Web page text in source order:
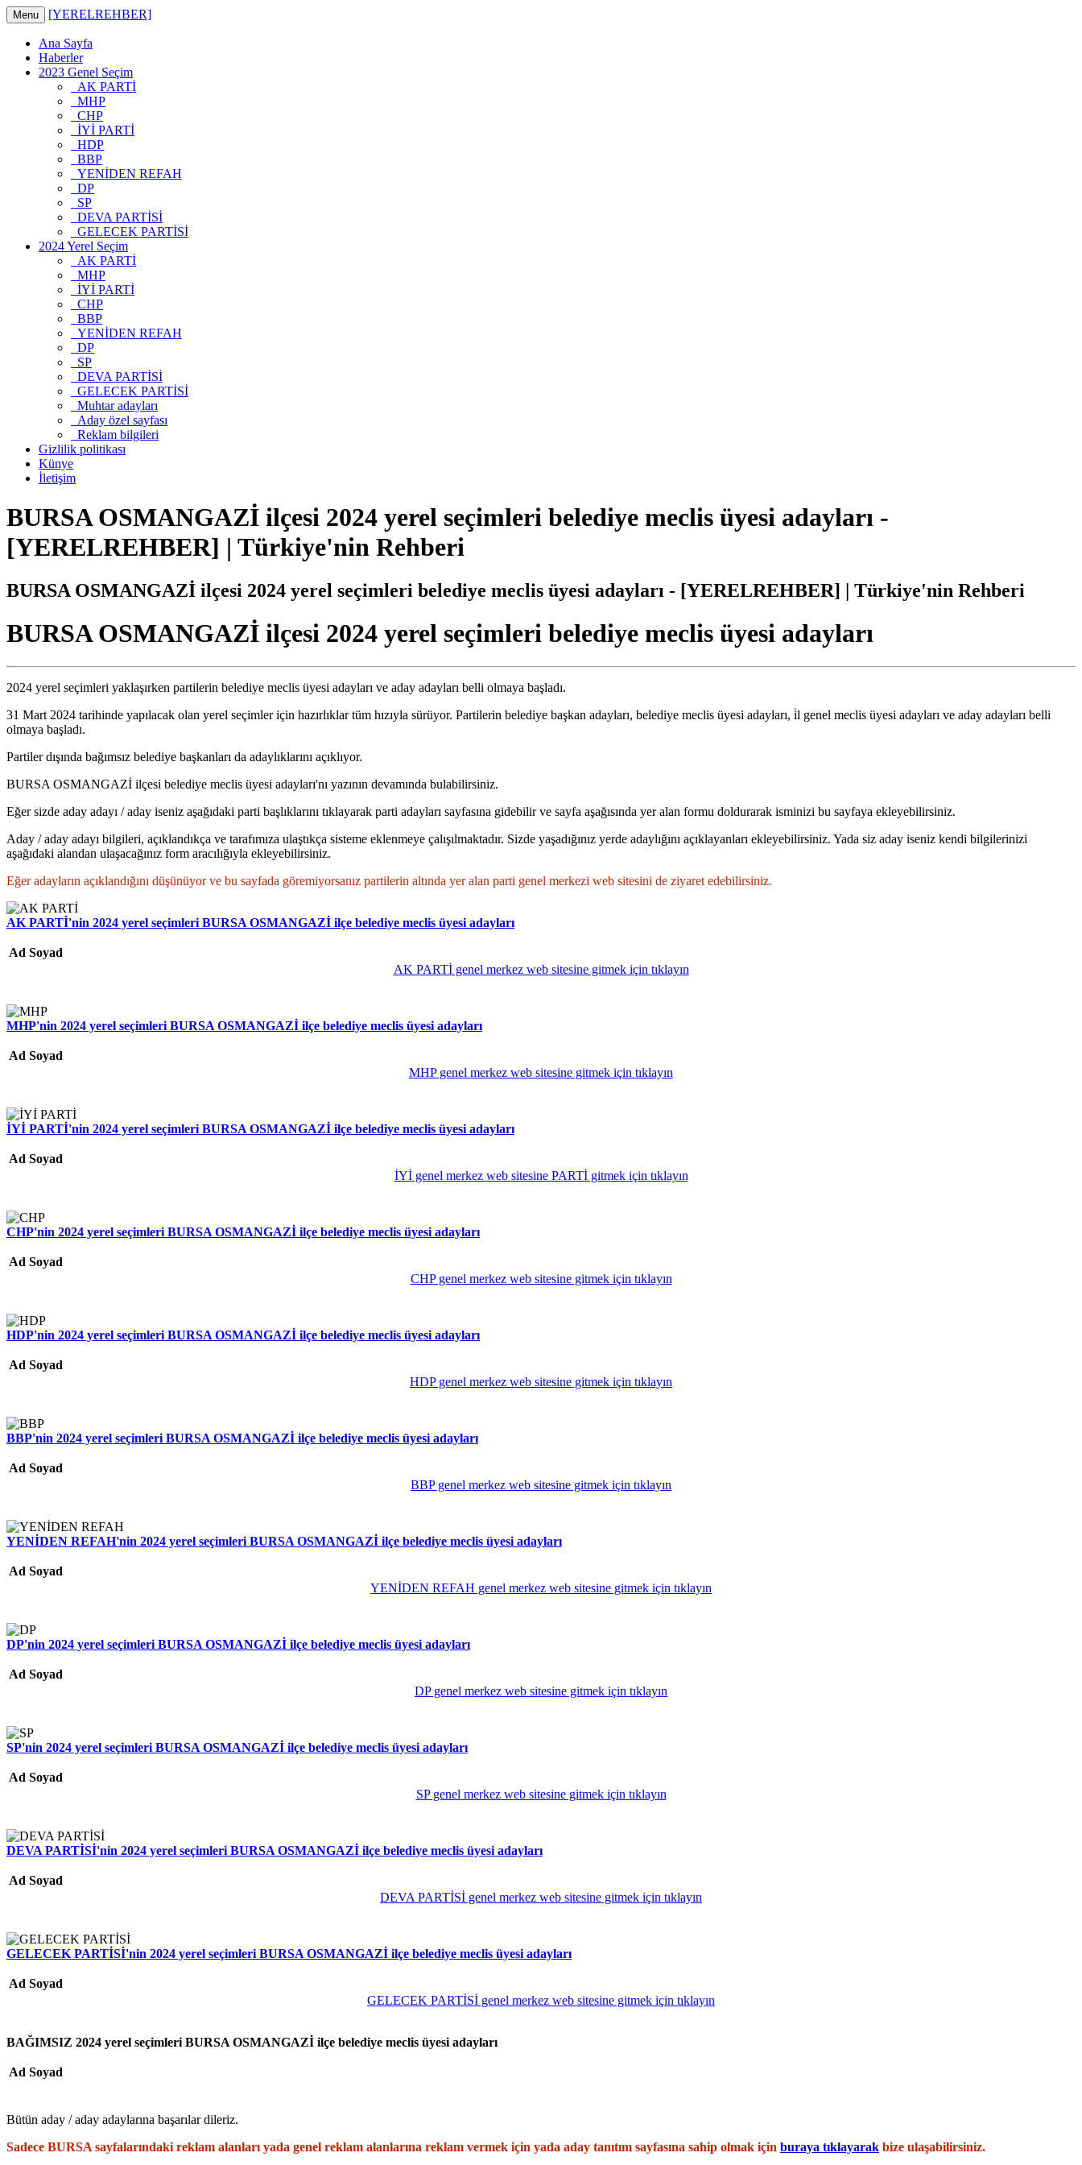
Menu [YERELREHBER]
Ana Sayfa
Haberler
2023 Genel Seçim
AK PARTİ
MHP
CHP
İYİ PARTİ
HDP
BBP
YENİDEN REFAH
DP
SP
DEVA PARTİSİ
GELECEK PARTİSİ
2024 Yerel Seçim
AK PARTİ
MHP
İYİ PARTİ
CHP
BBP
YENİDEN REFAH
DP
SP
DEVA PARTİSİ
GELECEK PARTİSİ
Muhtar adayları
Aday özel sayfası
Reklam bilgileri
Gizlilik politikası
Künye
İletişim
BURSA OSMANGAZİ ilçesi 2024 yerel seçimleri belediye meclis üyesi adayları -
[YERELREHBER] | Türkiye'nin Rehberi
BURSA OSMANGAZİ ilçesi 2024 yerel seçimleri belediye meclis üyesi adayları - [YERELREHBER] | Türkiye'nin Rehberi
BURSA OSMANGAZİ ilçesi 2024 yerel seçimleri belediye meclis üyesi adayları
2024 yerel seçimleri yaklaşırken partilerin belediye meclis üyesi adayları ve aday adayları belli olmaya başladı.
31 Mart 2024 tarihinde yapılacak olan yerel seçimler için hazırlıklar tüm hızıyla sürüyor. Partilerin belediye başkan adayları, belediye meclis üyesi adayları, i̇l genel meclis üyesi adayları ve aday adayları belli
olmaya başladı.
Partiler dışında bağımsız belediye başkanları da adaylıklarını açıklıyor.
BURSA OSMANGAZİ ilçesi belediye meclis üyesi adayları'nı yazının devamında bulabilirsiniz.
Eğer sizde aday adayı / aday iseniz aşağıdaki parti başlıklarını tıklayarak parti adayları sayfasına gidebilir ve sayfa aşağısında yer alan formu doldurarak isminizi bu sayfaya ekleyebilirsiniz.
Aday / aday adayı bilgileri, açıklandıkça ve tarafımıza ulaştıkça sisteme eklenmeye çalışılmaktadır. Sizde yaşadığınız yerde adaylığını açıklayanları ekleyebilirsiniz. Yada siz aday iseniz kendi bilgilerinizi
aşağıdaki alandan ulaşacağınız form aracılığıyla ekleyebilirsiniz.
Eğer adayların açıklandığını düşünüyor ve bu sayfada göremiyorsanız partilerin altında yer alan parti genel merkezi web sitesini de ziyaret edebilirsiniz.
AK PARTİ'nin 2024 yerel seçimleri BURSA OSMANGAZİ ilçe belediye meclis üyesi adayları
Ad Soyad
AK PARTİ genel merkez web sitesine gitmek için tıklayın
MHP'nin 2024 yerel seçimleri BURSA OSMANGAZİ ilçe belediye meclis üyesi adayları
Ad Soyad
MHP genel merkez web sitesine gitmek için tıklayın
İYİ PARTİ'nin 2024 yerel seçimleri BURSA OSMANGAZİ ilçe belediye meclis üyesi adayları
Ad Soyad
İYİ genel merkez web sitesine PARTİ gitmek için tıklayın
CHP'nin 2024 yerel seçimleri BURSA OSMANGAZİ ilçe belediye meclis üyesi adayları
Ad Soyad
CHP genel merkez web sitesine gitmek için tıklayın
HDP'nin 2024 yerel seçimleri BURSA OSMANGAZİ ilçe belediye meclis üyesi adayları
Ad Soyad
HDP genel merkez web sitesine gitmek için tıklayın
BBP'nin 2024 yerel seçimleri BURSA OSMANGAZİ ilçe belediye meclis üyesi adayları
Ad Soyad
BBP genel merkez web sitesine gitmek için tıklayın
YENİDEN REFAH'nin 2024 yerel seçimleri BURSA OSMANGAZİ ilçe belediye meclis üyesi adayları
Ad Soyad
YENİDEN REFAH genel merkez web sitesine gitmek için tıklayın
DP'nin 2024 yerel seçimleri BURSA OSMANGAZİ ilçe belediye meclis üyesi adayları
Ad Soyad
DP genel merkez web sitesine gitmek için tıklayın
SP'nin 2024 yerel seçimleri BURSA OSMANGAZİ ilçe belediye meclis üyesi adayları
Ad Soyad
SP genel merkez web sitesine gitmek için tıklayın
DEVA PARTİSİ'nin 2024 yerel seçimleri BURSA OSMANGAZİ ilçe belediye meclis üyesi adayları
Ad Soyad
DEVA PARTİSİ genel merkez web sitesine gitmek için tıklayın
GELECEK PARTİSİ'nin 2024 yerel seçimleri BURSA OSMANGAZİ ilçe belediye meclis üyesi adayları
Ad Soyad
GELECEK PARTİSİ genel merkez web sitesine gitmek için tıklayın
BAĞIMSIZ 2024 yerel seçimleri BURSA OSMANGAZİ ilçe belediye meclis üyesi adayları
Ad Soyad
Bütün aday / aday adaylarına başarılar dileriz.
Sadece BURSA sayfalarındaki reklam alanları yada genel reklam alanlarına reklam vermek için yada aday tanıtım sayfasına sahip olmak için buraya tıklayarak bize ulaşabilirsiniz.